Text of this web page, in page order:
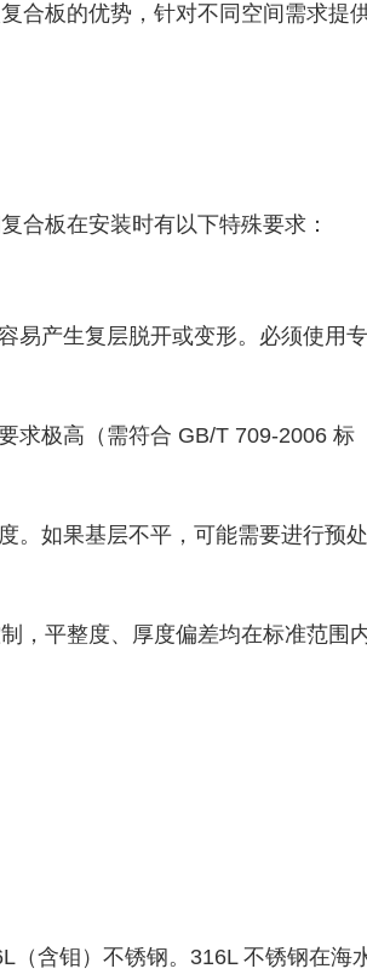
板的优势，针对不同空间需求提
板在安装时有以下特殊要求：
产生复层脱开或变形。必须使用
极高（需符合 GB/T 709-2006 标
如果基层不平，可能需要进行预
平整度、厚度偏差均在标准范围内
含钼）不锈钢。316L 不锈钢在海水